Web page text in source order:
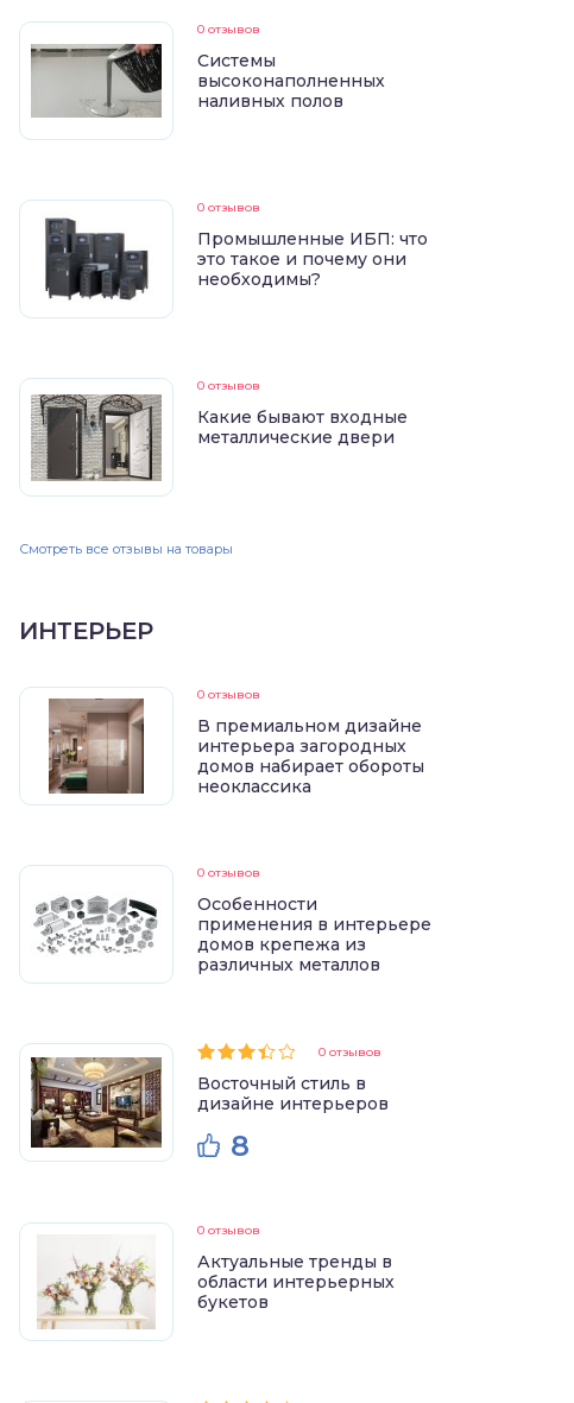
0 отзывов
Системы
высоконаполненных
наливных полов
0 отзывов
Промышленные ИБП: что
это такое и почему они
необходимы?
0 отзывов
Какие бывают входные
металлические двери
Смотреть все отзывы на товары
ИНТЕРЬЕР
0 отзывов
В премиальном дизайне
интерьера загородных
домов набирает обороты
неоклассика
0 отзывов
Особенности
применения в интерьере
домов крепежа из
различных металлов
0 отзывов
Восточный стиль в
дизайне интерьеров
8
0 отзывов
Актуальные тренды в
области интерьерных
букетов